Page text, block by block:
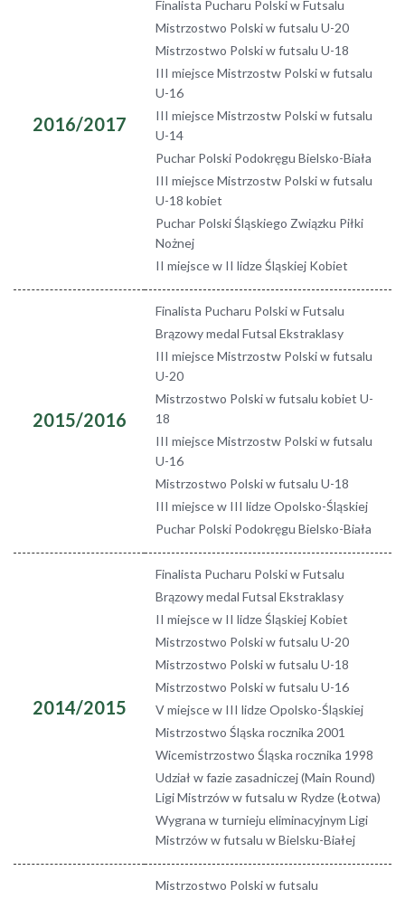
2016/2017
Finalista Pucharu Polski w Futsalu
Mistrzostwo Polski w futsalu U-20
Mistrzostwo Polski w futsalu U-18
III miejsce Mistrzostw Polski w futsalu
U-16
III miejsce Mistrzostw Polski w futsalu
U-14
Puchar Polski Podokręgu Bielsko-Biała
III miejsce Mistrzostw Polski w futsalu
U-18 kobiet
Puchar Polski Śląskiego Związku Piłki
Nożnej
II miejsce w II lidze Śląskiej Kobiet
2015/2016
Finalista Pucharu Polski w Futsalu
Brązowy medal Futsal Ekstraklasy
III miejsce Mistrzostw Polski w futsalu
U-20
Mistrzostwo Polski w futsalu kobiet U-
18
III miejsce Mistrzostw Polski w futsalu
U-16
Mistrzostwo Polski w futsalu U-18
III miejsce w III lidze Opolsko-Śląskiej
Puchar Polski Podokręgu Bielsko-Biała
2014/2015
Finalista Pucharu Polski w Futsalu
Brązowy medal Futsal Ekstraklasy
II miejsce w II lidze Śląskiej Kobiet
Mistrzostwo Polski w futsalu U-20
Mistrzostwo Polski w futsalu U-18
Mistrzostwo Polski w futsalu U-16
V miejsce w III lidze Opolsko-Śląskiej
Mistrzostwo Śląska rocznika 2001
Wicemistrzostwo Śląska rocznika 1998
Udział w fazie zasadniczej (Main Round)
Ligi Mistrzów w futsalu w Rydze (Łotwa)
Wygrana w turnieju eliminacyjnym Ligi
Mistrzów w futsalu w Bielsku-Białej
Mistrzostwo Polski w futsalu